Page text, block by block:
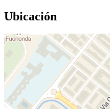
Ubicación